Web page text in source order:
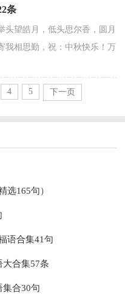
条
头望皓月，低头思尔香，圆月
我相思勤，祝：中秋快乐！万
达中秋节快乐的祝福语22...
4 5
下一页
选165句）
语合集41句
大合集57条
集合30句